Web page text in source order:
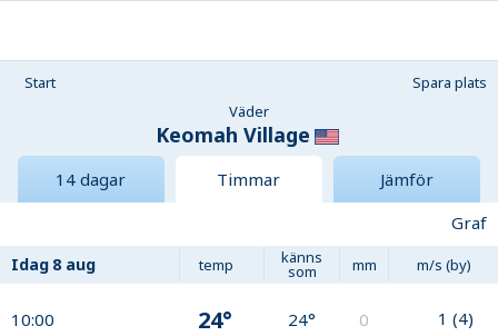
Start
Spara plats
Väder
Keomah Village
14 dagar Timmar
Jämför
Graf
Idag 8 aug temp känns
som mm m/s (by)
10:00 24° 24° 0 1 (4)